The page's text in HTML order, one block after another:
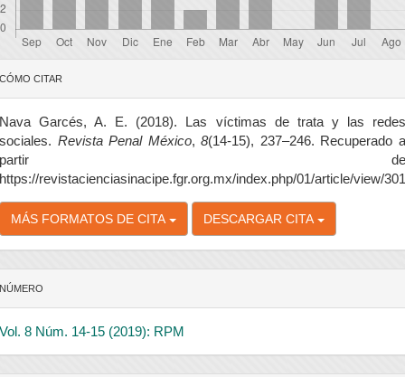
CÓMO CITAR
Nava Garcés, A. E. (2018). Las víctimas de trata y las redes
sociales. Revista Penal México,8(14-15), 237–246. Recuperado
partir de
https://revistacienciasinacipe.fgr.org.mx/index.php/01/article/view/301
MÁS FORMATOS DE CITA DESCARGAR CITA
NÚMERO
Vol. 8 Núm. 14-15 (2019): RPM